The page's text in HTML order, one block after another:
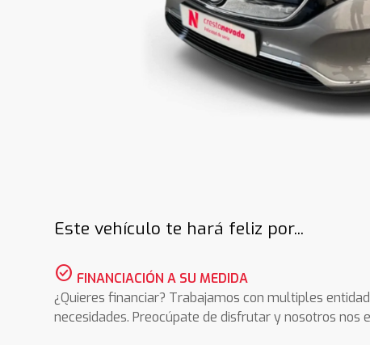
Este vehículo te hará feliz por...
check_circle FINANCIACIÓN A SU MEDIDA
¿Quieres financiar? Trabajamos con multiples
necesidades. Preocúpate de disfrutar y nosotros nos